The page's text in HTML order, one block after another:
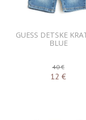
GUESS DETSKE
BLUE
40 €
12 €